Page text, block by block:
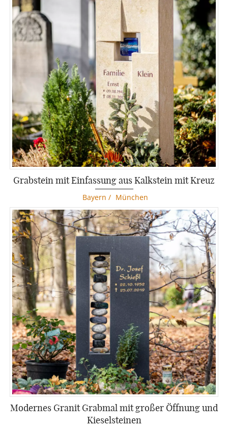
Grabstein mit Einfassung aus Kalkstein mit Kreuz
Bayern / München
Modernes Granit Grabmal mit großer Öffnung und
Kieselsteinen